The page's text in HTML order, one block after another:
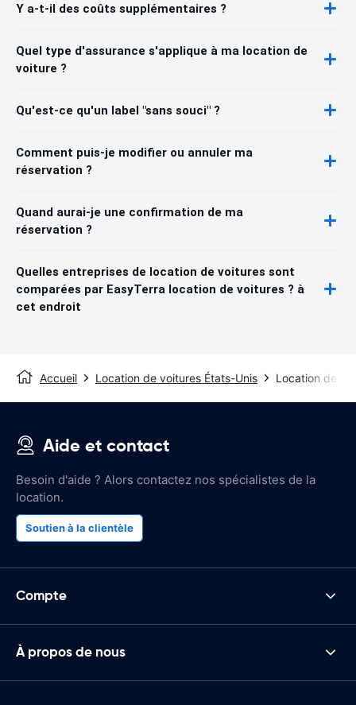
Y a-t-il des coûts supplémentaires ?
Quel type d'assurance s'applique à ma location de
voiture ?
Qu'est-ce qu'un label "sans souci" ?
Comment puis-je modifier ou annuler ma
réservation ?
Quand aurai-je une confirmation de ma
réservation ?
Quelles entreprises de location de voitures sont
comparées par EasyTerra location de voitures ? à
cet endroit
Accueil Location de voitures États-Unis Location de
Aide et contact
Besoin d'aide ? Alors contactez nos spécialistes de la
location.
Soutien à la clientèle
Compte
À propos de nous